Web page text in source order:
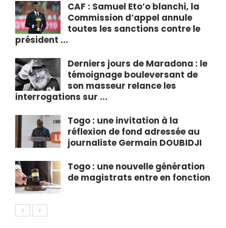
CAF : Samuel Eto’o blanchi, la
Commission d’appel annule
toutes les sanctions contre le
président ...
Derniers jours de Maradona : le
témoignage bouleversant de
son masseur relance les
interrogations sur ...
Togo : une invitation à la
réflexion de fond adressée au
journaliste Germain DOUBIDJI
Togo : une nouvelle génération
de magistrats entre en fonction